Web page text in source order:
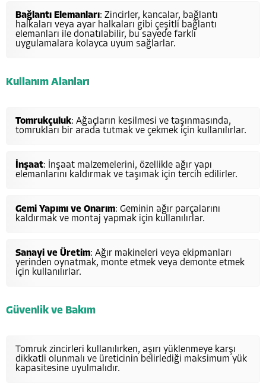
Bağlantı Elemanları: Zincirler, kancalar, bağlantı
halkaları veya ayar halkaları gibi çeşitli bağlantı
elemanları ile donatılabilir, bu sayede farklı
uygulamalara kolayca uyum sağlarlar.
Kullanım Alanları
Tomrukçuluk: Ağaçların kesilmesi ve taşınmasında,
tomrukları bir arada tutmak ve çekmek için kullanılırlar.
İnşaat: İnşaat malzemelerini, özellikle ağır yapı
elemanlarını kaldırmak ve taşımak için tercih edilirler.
Gemi Yapımı ve Onarım: Geminin ağır parçalarını
kaldırmak ve montaj yapmak için kullanılırlar.
Sanayi ve Üretim: Ağır makineleri veya ekipmanları
yerinden oynatmak, monte etmek veya demonte etmek
için kullanılırlar.
Güvenlik ve Bakım
Tomruk zincirleri kullanılırken, aşırı yüklenmeye karşı
dikkatli olunmalı ve üreticinin belirlediği maksimum yük
kapasitesine uyulmalıdır.